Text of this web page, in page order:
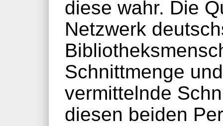
diese wahr. Die
Netzwerk
Schnittmenge
vermittelnde
diesen beiden